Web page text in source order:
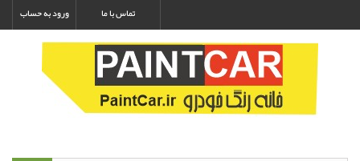
ورود به حساب تماس با ما